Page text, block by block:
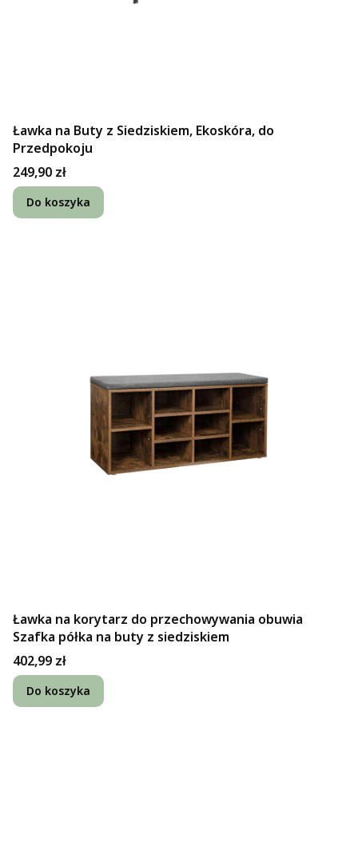
Ławka na Buty z Siedziskiem, Ekoskóra, do
Przedpokoju
Cena
249,90 zł
Do koszyka
Ławka na korytarz do przechowywania obuwia
Szafka półka na buty z siedziskiem
Cena
402,99 zł
Do koszyka